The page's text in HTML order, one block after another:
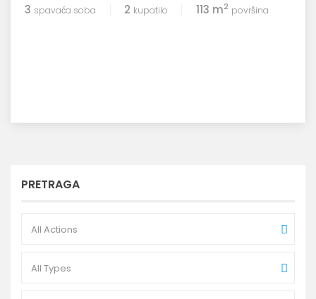
3 spavaća soba 2 kupatilo 113 m2 površina
PRETRAGA
All Actions
All Types